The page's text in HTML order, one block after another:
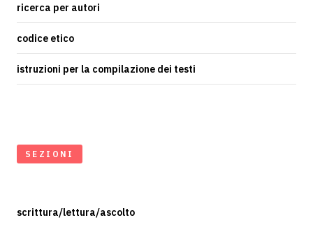
ricerca per autori
codice etico
istruzioni per la compilazione dei testi
SEZIONI
scrittura/lettura/ascolto